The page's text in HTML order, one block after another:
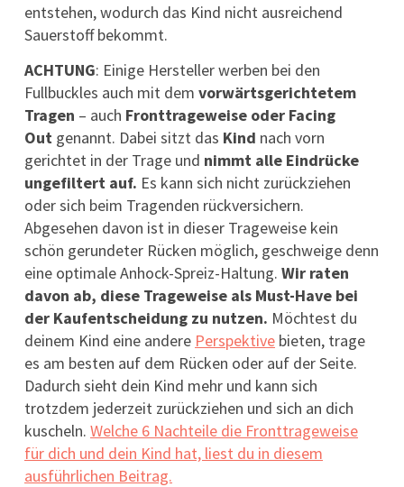
entstehen, wodurch das Kind nicht ausreichend
Sauerstoff bekommt.
ACHTUNG: Einige Hersteller werben bei den
Fullbuckles auch mit dem vorwärtsgerichtetem
Tragen – auch Fronttrageweise oder Facing
Out genannt. Dabei sitzt das Kind nach vorn
gerichtet in der Trage und nimmt alle Eindrücke
ungefiltert auf. Es kann sich nicht zurückziehen
oder sich beim Tragenden rückversichern.
Abgesehen davon ist in dieser Trageweise kein
schön gerundeter Rücken möglich, geschweige denn
eine optimale Anhock-Spreiz-Haltung. Wir raten
davon ab, diese Trageweise als Must-Have bei
der Kaufentscheidung zu nutzen. Möchtest du
deinem Kind eine andere Perspektive bieten, trage
es am besten auf dem Rücken oder auf der Seite.
Dadurch sieht dein Kind mehr und kann sich
trotzdem jederzeit zurückziehen und sich an dich
kuscheln. Welche 6 Nachteile die Fronttrageweise
für dich und dein Kind hat, liest du in diesem
ausführlichen Beitrag.